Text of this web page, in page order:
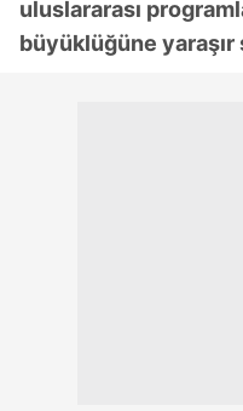
uluslararası
büyüklüğüne